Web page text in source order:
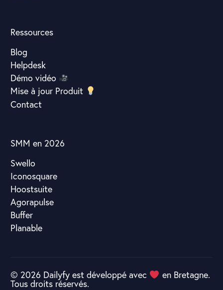
Ressources
Blog
Helpdesk
Démo vidéo
Mise à jour Produit
Contact
SMM en 2026
Swello
Iconosquare
Hoostsuite
Agorapulse
Buffer
Planable
© 2026 Dailyfy est développé avec en Bretagne.
Tous droits réservés.